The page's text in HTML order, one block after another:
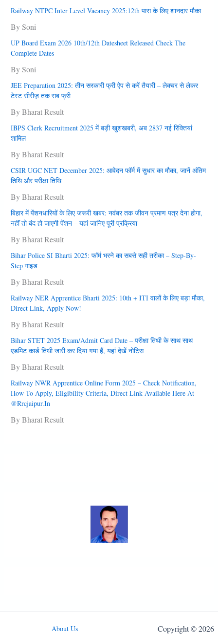
Railway NTPC Inter Level Vacancy 2025:12th पास के लिए शानदार मौका
By Soni
UP Board Exam 2026 10th/12th Datesheet Released Check The
Complete Dates
By Soni
JEE Preparation 2025: तीन सरकारी फ्री ऐप से करें तैयारी – लेक्चर से लेकर
टेस्ट सीरीज़ तक सब फ्री
By Bharat Result
IBPS Clerk Recruitment 2025 में बड़ी खुशखबरी, अब 2837 नई रिक्तियां
शामिल
By Bharat Result
CSIR UGC NET December 2025: आवेदन फॉर्म में सुधार का मौका, जानें अंतिम
तिथि और परीक्षा तिथि
By Bharat Result
बिहार में पेंशनधारियों के लिए जरूरी खबर: नवंबर तक जीवन प्रमाण पत्र देना हाेगा,
नहीं तो बंद हो जाएगी पेंशन – यहां जानिए पूरी प्रक्रिया
By Bharat Result
Bihar Police SI Bharti 2025: फॉर्म भरने का सबसे सही तरीका – Step-By-
Step गाइड
By Bharat Result
Railway NER Apprentice Bharti 2025: 10th + ITI वालों के लिए बड़ा मौका,
Direct Link, Apply Now!
By Bharat Result
Bihar STET 2025 Exam/Admit Card Date – परीक्षा तिथी के साथ साथ
एडमिट कार्ड तिथी जारी कर दिया गया हैं, यहां देखें नोटिस
By Bharat Result
Railway NWR Apprentice Online Form 2025 – Check Notification,
How To Apply, Eligibility Criteria, Direct Link Available Here At
@rrcjaipur.in
By Bharat Result
About Us
Copyright © 2026